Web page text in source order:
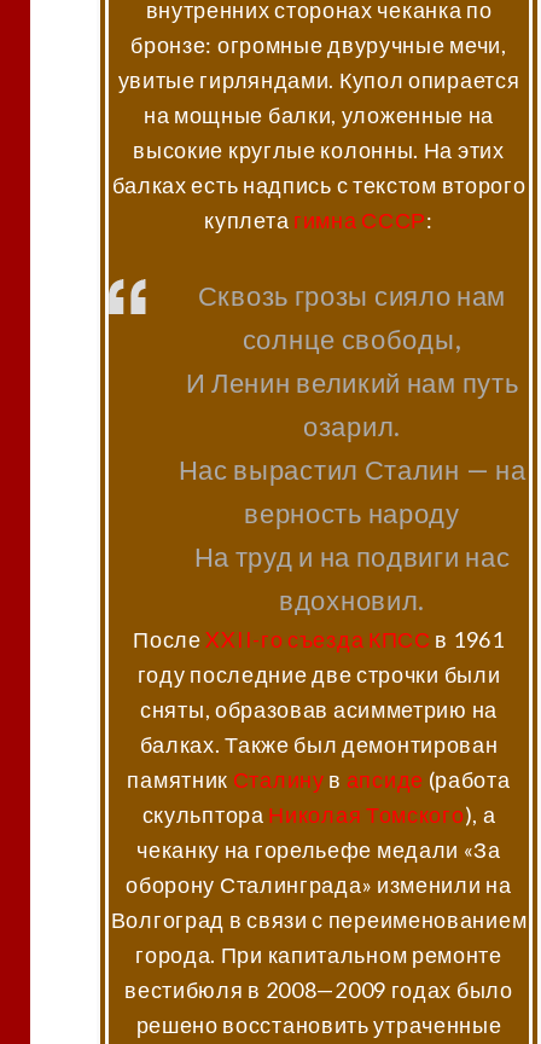
внутренних сторонах чеканка по
бронзе: огромные двуручные мечи,
увитые гирляндами. Купол опирается
на мощные балки, уложенные на
высокие круглые колонны. На этих
балках есть надпись с текстом второго
куплета гимна СССР:
Сквозь грозы сияло нам
солнце свободы,
И Ленин великий нам путь
озарил.
Нас вырастил Сталин — на
верность народу
На труд и на подвиги нас
вдохновил.
ПослеXXII-го съезда КПСС в 1961
году последние две строчки были
сняты, образовав асимметрию на
балках. Также был демонтирован
памятник Сталину в апсиде (работа
скульптора Николая Томского), а
чеканку на горельефе медали «За
оборону Сталинграда» изменили на
Волгоград в связи с переименованием
города. При капитальном ремонте
вестибюля в 2008—2009 годах было
решено восстановить утраченные